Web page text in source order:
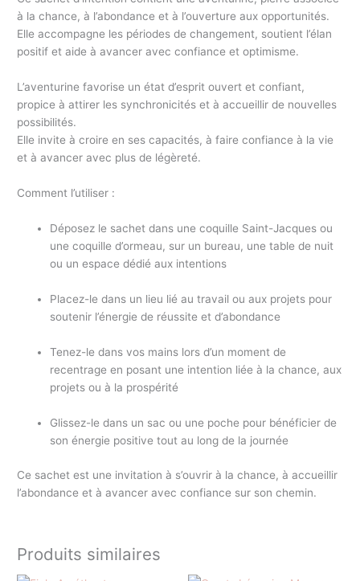
à la chance, à l’abondance et à l’ouverture aux opportunités.
Elle accompagne les périodes de changement, soutient l’élan
positif et aide à avancer avec confiance et optimisme.
L’aventurine favorise un état d’esprit ouvert et confiant,
propice à attirer les synchronicités et à accueillir de nouvelles
possibilités.
Elle invite à croire en ses capacités, à faire confiance à la vie
et à avancer avec plus de légèreté.
Comment l’utiliser :
Déposez le sachet dans une coquille Saint-Jacques ou
une coquille d’ormeau, sur un bureau, une table de nuit
ou un espace dédié aux intentions
Placez-le dans un lieu lié au travail ou aux projets pour
soutenir l’énergie de réussite et d’abondance
Tenez-le dans vos mains lors d’un moment de
recentrage en posant une intention liée à la chance, aux
projets ou à la prospérité
Glissez-le dans un sac ou une poche pour bénéficier de
son énergie positive tout au long de la journée
Ce sachet est une invitation à s’ouvrir à la chance, à accueillir
l’abondance et à avancer avec confiance sur son chemin.
Produits similaires